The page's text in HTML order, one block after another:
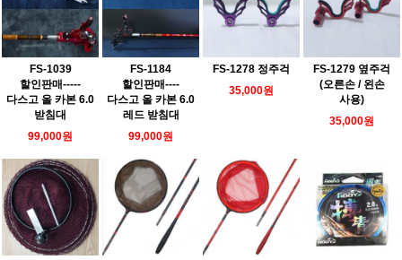
FS-1039
할인판매-----
다스고 올 카본 6.0
받침대
99,000원
FS-1184
할인판매----
다스고 올 카본 6.0
레드 받침대
99,000원
FS-1278 정주걱
35,000원
FS-1279 옆주걱
(오른손 / 왼손
사용)
35,000원